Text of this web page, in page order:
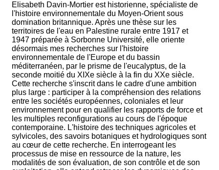
Elisabeth Davin-Mortier est historienne, spécialiste de
l'histoire environnementale du Moyen-Orient sous
domination britannique. Après une thèse sur les
territoires de l'eau en Palestine rurale entre 1917 et
1947 préparée à Sorbonne Université, elle oriente
désormais mes recherches sur l'histoire
environnementale de l'Europe et du bassin
méditerranéen, par le prisme de l'eucalyptus, de la
seconde moitié du XIXe siècle à la fin du XXe siècle.
Cette recherche s'inscrit dans le cadre d'une ambition
plus large : participer à la compréhension des relations
entre les sociétés européennes, coloniales et leur
environnement pour en qualifier les rapports de force et
les multiples reconfigurations au cours de l'époque
contemporaine. L'histoire des techniques agricoles et
sylvicoles, des savoirs botaniques et hydrologiques sont
au cœur de cette recherche. En interrogeant les
processus de mise en ressource de la nature, les
modalités de son évaluation, de son contrôle et de son